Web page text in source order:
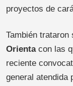
proyectos de
También trataron
Orienta con las
reciente
general atendida